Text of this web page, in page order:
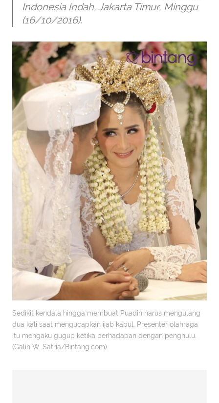
Indonesia Indah, Jakarta Timur, Minggu
(16/10/2016).
Sedikit kendala hingga membuat Puadin harus mengulang
dua kali saat mengucapkan ijab kabul. Presenter olahraga
itu mengaku gugup ketika berhadapan dengan penghulu.
(Galih W. Satria/Bintang.com)